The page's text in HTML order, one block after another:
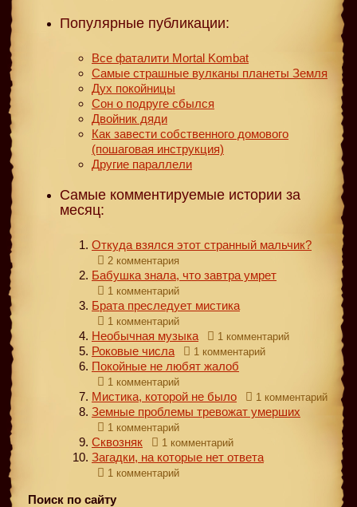
Популярные публикации:
Все фаталити Mortal Kombat
Самые страшные вулканы планеты Земля
Дух покойницы
Сон о подруге сбылся
Двойник дяди
Как завести собственного домового
(пошаговая инструкция)
Другие параллели
Самые комментируемые истории за
месяц:
Откуда взялся этот странный мальчик?
2 комментария
Бабушка знала, что завтра умрет
1 комментарий
Брата преследует мистика
1 комментарий
Необычная музыка 1 комментарий
Роковые числа 1 комментарий
Покойные не любят жалоб
1 комментарий
Мистика, которой не было 1 комментарий
Земные проблемы тревожат умерших
1 комментарий
Сквозняк 1 комментарий
Загадки, на которые нет ответа
1 комментарий
Поиск по сайту